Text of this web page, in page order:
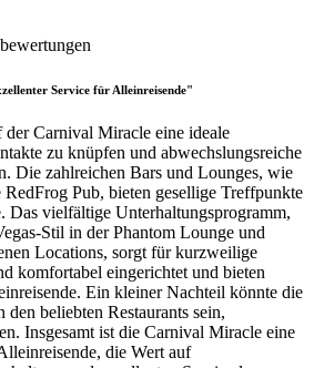
Service für Alleinreisende"
Carnival Miracle eine ideale
zu knüpfen und abwechslungsreiche
Die zahlreichen Bars und Lounges, wie
Pub, bieten gesellige Treffpunkte
Das vielfältige Unterhaltungsprogramm,
Stil in der Phantom Lounge und
Locations, sorgt für kurzweilige
komfortabel eingerichtet und bieten
Ein kleiner Nachteil könnte die
den beliebten Restaurants sein,
Insgesamt ist die Carnival Miracle eine
die Wert auf